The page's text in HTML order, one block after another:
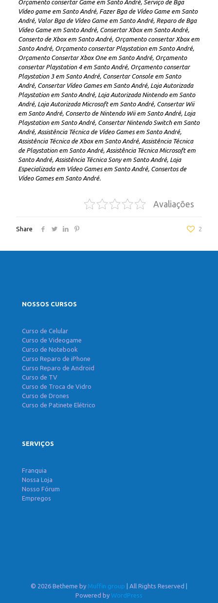
Orçamento consertar Game em Santo André, Serviço de Bga
Vídeo game em Santo André, Fazer Bga de Vídeo Game em Santo
André, Valor Bga de Vídeo Game em Santo André, Reparo de Bga
Vídeo Game em Santo André, Consertar Xbox em Santo André,
Conserto de Xbox em Santo André, Orçamento consertar Xbox em
Santo André, Orçamento consertar Playstation em Santo André,
Orçamento Consertar Xbox One em Santo André, Orçamento
consertar Playstation 4 em Santo André, Orçamento consertar
Playstation 3 em Santo André, Consertar Console em Santo
André, Consertar Vídeo Games em Santo André, Loja Autorizada
Playstation em Santo André, Loja Autorizada Nintendo em Santo
André, Loja Autorizada Microsoft em Santo André, Consertar Wii
em Santo André, Conserto de Nintendo Wii em Santo André, Loja
Playstation em Santo André, Consertar Nintendo Switch em Santo
André, Assistência Técnica de Vídeo Games em Santo André,
Assistência Técnica de Xbox em Santo André, Assistência Técnica
de Playstation em Santo André, Assistência Técnica Microsoft em
Santo André, Assistência Técnica Sony em Santo André, Loja
Especializada em Vídeo Games em Santo André, Consertos de
Vídeo Games em Santo André.
Avaliações
Share 2
NOSSOS CURSOS
Curso de Celular
Curso de Videogame
Curso de Notebook
Curso Reparo de iPhone
Curso Reparo de Android
Curso de TV
Curso de Troca de Vidro
Curso de Drones
Curso de Patinete Elétrico
SERVIÇOS
Franquia
Nossa Loja
Nosso Fórum
Empregos
© 2026 Betheme by Muffin group | All Rights Reserved |
Powered by WordPress